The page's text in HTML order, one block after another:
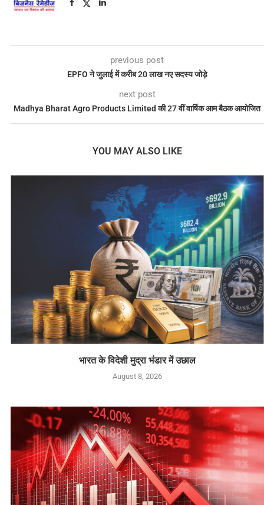
previous post
EPFO ने जुलाई में करीब 20 लाख नए सदस्य जोड़े
next post
Madhya Bharat Agro Products Limited की 27 वीं वार्षिक आम बैठक आयोजित
YOU MAY ALSO LIKE
भारत के विदेशी मुद्रा भंडार में उछाल
August 8, 2026